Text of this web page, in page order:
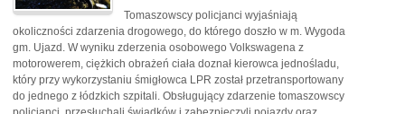
Tomaszowscy policjanci wyjaśniają
okoliczności zdarzenia drogowego, do którego doszło w m. Wygoda
gm. Ujazd. W wyniku zderzenia osobowego Volkswagena z
motorowerem, ciężkich obrażeń ciała doznał kierowca jednośladu,
który przy wykorzystaniu śmigłowca LPR został przetransportowany
do jednego z łódzkich szpitali. Obsługujący zdarzenie tomaszowscy